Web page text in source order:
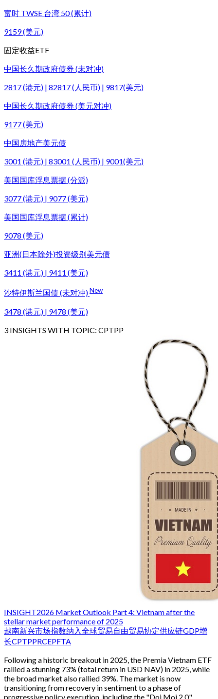
富时 TWSE 台湾 50 (累计)
9159 (美元)
固定收益ETF
中国长久期政府债券 (未对冲)
2817 (港元) | 82817 (人民币) | 9817(美元)
中国长久期政府债券 (美元对冲)
9177 (美元)
中国房地产美元债
3001 (港元) | 83001 (人民币) | 9001(美元)
美国国库浮息票据 (分派)
3077 (港元) | 9077 (美元)
美国国库浮息票据 (累计)
9078 (美元)
亚洲(日本除外)投资级别美元债
3411 (港元) | 9411 (美元)
沙特伊斯兰国债 (未对冲)New
3478 (港元) | 9478 (美元)
3 INSIGHTS WITH TOPIC: CPTPP
INSIGHT2026 Market Outlook Part 4: Vietnam after the
stellar market performance of 2025
越南新兴市场指数纳入 全球贸易自由贸易协定供应链GDP增
长CPTPPRCEPFTA
Following a historic breakout in 2025, the Premia Vietnam ETF
rallied a stunning 73% (total return in USD NAV) in 2025, while
the broad market also rallied 39%. The market is now
transitioning from recovery in sentiment to a phase of
progressive policy execution, including the "Doi Moi 2.0"